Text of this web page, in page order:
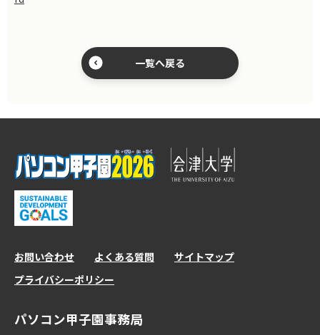
一覧へ戻る
お問い合わせ よくある質問
サイトマップ
プライバシーポリシー
パソコン甲子園事務局